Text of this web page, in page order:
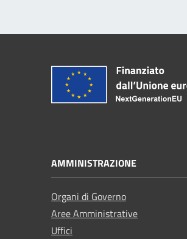
AMMINISTRAZIONE
Organi di Governo
Aree Amministrative
Uffici